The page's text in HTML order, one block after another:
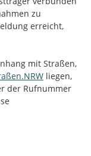
zu
erreicht,
mit Straßen,
liegen,
der Rufnummer